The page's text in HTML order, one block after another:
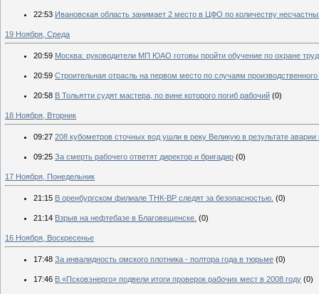
22:53 Ивановская область занимает 2 место в ЦФО по количеству
19 Ноября, Среда
20:59 Москва: руководители МП ЮАО готовы пройти обучение по охране
20:59 Строительная отрасль на первом место по случаям
20:58 В Тольятти судят мастера, по вине которого погиб рабочий (0)
18 Ноября, Вторник
09:27 208 кубометров сточных вод ушли в реку Великую в результате
09:25 За смерть рабочего ответят директор и бригадир (0)
17 Ноября, Понедельник
21:15 В оренбургском филиале ТНК-ВР следят за безопасностью. (0)
21:14 Взрыв на нефтебазе в Благовещенске. (0)
16 Ноября, Воскресенье
17:48 За инвалидность омского плотника - полтора года в тюрьме (0)
17:46 В «Псковэнерго» подвели итоги проверок рабочих мест в 2008 году (0)